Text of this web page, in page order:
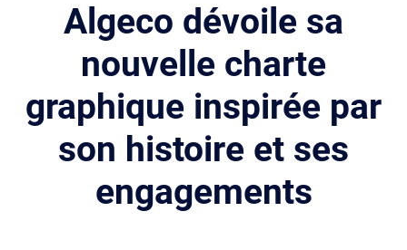
Algeco dévoile sa
nouvelle charte
graphique inspirée par
son histoire et ses
engagements